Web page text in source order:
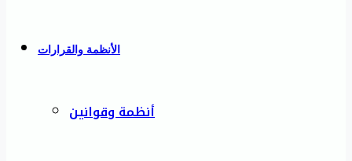
الأنظمة والقرارات
أنظمة وقوانين